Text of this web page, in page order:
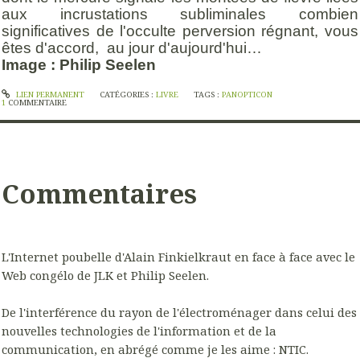
aux incrustations subliminales combien
significatives de l'occulte perversion régnant, vous
êtes d'accord, au jour d'aujourd'hui…
Image : Philip Seelen
LIEN PERMANENT CATÉGORIES : LIVRE TAGS :PANOPTICON
1 COMMENTAIRE
Commentaires
L'Internet poubelle d'Alain Finkielkraut en face à face avec le
Web congélo de JLK et Philip Seelen.
De l'interférence du rayon de l'électroménager dans celui des
nouvelles technologies de l'information et de la
communication, en abrégé comme je les aime : NTIC.